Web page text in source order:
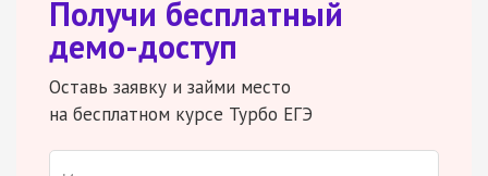
Получи бесплатный
демо-доступ
Оставь заявку и займи место
на бесплатном курсе Турбо ЕГЭ